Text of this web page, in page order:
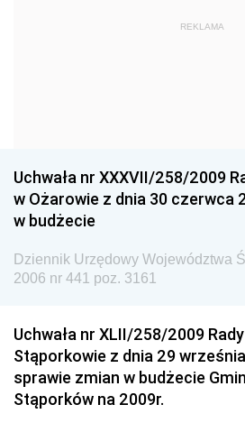
Dziennik Urzędowy Ministra
Dziennik Urzędowy Ministra
Społecznej
Dziennik Urzędowy Urzędu
Dziennik Urzędowy
Przemysłu Maszynowego
Dziennik Urzędowy
Społecznej
REKLAMA
Uchwała nr XXXVII/258/2009
w Ożarowie z dnia 30 czerwca
w budżecie
Dziennik Urzędowy Województwa
2006 nr 441 poz. 3161
Uchwała nr XLII/258/2009
Stąporkowie z dnia 29
sprawie zmian w budżecie
Stąporków na 2009r.